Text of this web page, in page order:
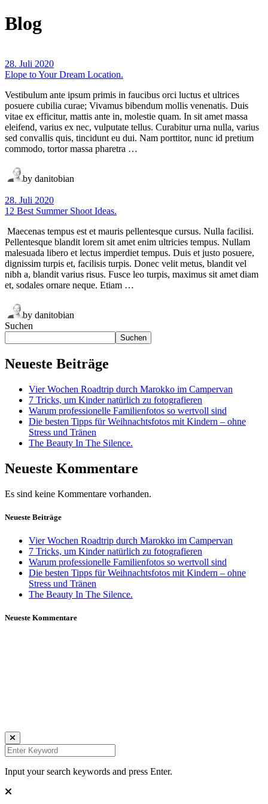
Blog
28. Juli 2020
Elope to Your Dream Location.
Vestibulum ante ipsum primis in faucibus orci luctus et ultrices
posuere cubilia curae; Vivamus bibendum mollis venenatis. Duis
vitae ex efficitur, mattis ante in, molestie quam. In sit amet massa
eleifend, varius ex nec, vulputate tellus. Curabitur urna nulla, varius
sed convallis quis, tincidunt eu dui. Nam porttitor, nunc id pretium
commodo, tortor massa pharetra …
by danitobian
28. Juli 2020
12 Best Summer Shoot Ideas.
Maecenas tempus est et mauris pellentesque cursus. Nulla facilisi.
Pellentesque blandit lorem sit amet enim ultricies tempus. Nullam
malesuada libero et lectus imperdiet tempus. Duis et justo posuere,
dignissim turpis et, facilisis turpis. Donec velit metus, blandit vel
nibh a, blandit varius risus. Fusce leo turpis, maximus sit amet diam
et, sodales ornare neque. Etiam …
by danitobian
Suchen
Suchen
Neueste Beiträge
Vier Wochen Roadtrip durch Marokko im Campervan
7 Tricks, um Kinder natürlich zu fotografieren
Warum professionelle Familienfotos so wertvoll sind
Die besten Tipps für Weihnachtsfotos mit Kindern – ohne
Stress und Tränen
The Beauty In The Silence.
Neueste Kommentare
Es sind keine Kommentare vorhanden.
Neueste Beiträge
Vier Wochen Roadtrip durch Marokko im Campervan
7 Tricks, um Kinder natürlich zu fotografieren
Warum professionelle Familienfotos so wertvoll sind
Die besten Tipps für Weihnachtsfotos mit Kindern – ohne
Stress und Tränen
The Beauty In The Silence.
Neueste Kommentare
Input your search keywords and press Enter.